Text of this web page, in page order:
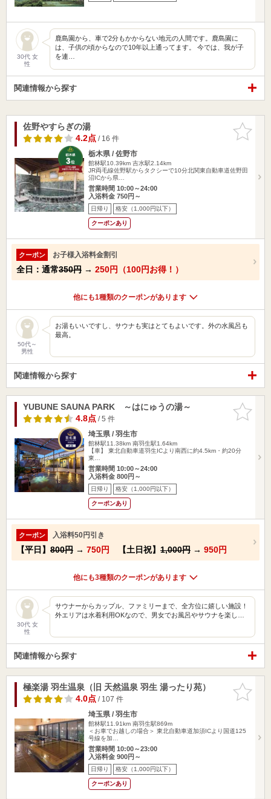
30代 女
性
鹿島園から、車で2分もかからない地元の人間です。鹿島園に
は、子供の頃からなので10年以上通ってます。 今では、我が子
を連…
関連情報から探す
お気に入
りに追加
佐野やすらぎの湯
4.2点/ 16 件
栃木県 / 佐野市
館林駅10.39km 吉水駅2.14km
JR両毛線佐野駅からタクシーで10分北関東自動車道佐野田
沼ICから県…
営業時間 10:00～24:00
入浴料金 750円～
日帰り 格安（1,000円以下）
クーポンあり
クーポン お子様入浴料金割引
全日：通常350円 → 250円（100円お得！）
他にも1種類のクーポンがあります
50代～
男性
お湯もいいですし、サウナも実はとてもよいです。外の水風呂も
最高。
関連情報から探す
お気に入
りに追加
YUBUNE SAUNA PARK ～はにゅうの湯～
4.8点/ 5 件
埼玉県 / 羽生市
館林駅11.38km 南羽生駅1.64km
【車】 東北自動車道羽生ICより南西に約4.5km・約20分
東…
営業時間 10:00～24:00
入浴料金 800円～
日帰り 格安（1,000円以下）
クーポンあり
クーポン 入浴料50円引き
【平日】 800円 → 750円 【土日祝】 1,000円 → 950円
他にも3種類のクーポンがあります
30代 女
性
サウナーからカップル、ファミリーまで、全方位に嬉しい施設！
外エリアは水着利用OKなので、男女でお風呂やサウナを楽し…
関連情報から探す
お気に入
りに追加
極楽湯 羽生温泉（旧 天然温泉 羽生 湯ったり苑）
4.0点/ 107 件
埼玉県 / 羽生市
館林駅11.91km 南羽生駅869m
＜お車でお越しの場合＞ 東北自動車道加須ICより国道125
号線を加…
営業時間 10:00～23:00
入浴料金 900円～
日帰り 格安（1,000円以下）
クーポンあり